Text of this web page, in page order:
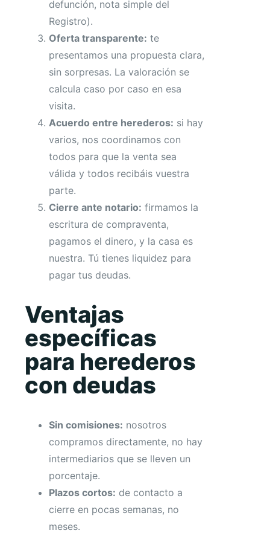
defunción, nota simple del
Registro).
Oferta transparente: te
presentamos una propuesta clara,
sin sorpresas. La valoración se
calcula caso por caso en esa
visita.
Acuerdo entre herederos: si hay
varios, nos coordinamos con
todos para que la venta sea
válida y todos recibáis vuestra
parte.
Cierre ante notario: firmamos la
escritura de compraventa,
pagamos el dinero, y la casa es
nuestra. Tú tienes liquidez para
pagar tus deudas.
Ventajas
específicas
para herederos
con deudas
Sin comisiones: nosotros
compramos directamente, no hay
intermediarios que se lleven un
porcentaje.
Plazos cortos: de contacto a
cierre en pocas semanas, no
meses.